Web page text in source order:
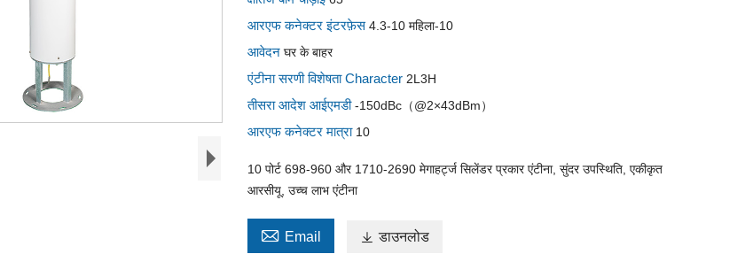
आरएफ कनेक्टर इंटरफ़ेस4.3-10 महिला-10
आवेदनघर के बाहर
एंटीना सरणी विशेषता Character 2L3H
तीसरा आदेश आईएमडी-150dBc（@2×43dBm）
आरएफ कनेक्टर मात्रा 10
10 पोर्ट 698-960 और 1710-2690 मेगाहर्ट्ज सिलेंडर प्रकार एंटीना, सुंदर उपस्थिति, एकीकृत
आरसीयू, उच्च लाभ एंटीना
 Email  डाउनलोड